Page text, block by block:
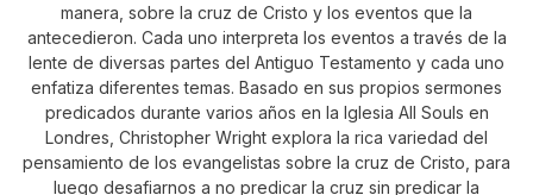
manera, sobre la cruz de Cristo y los eventos que la
antecedieron. Cada uno interpreta los eventos a través de la
lente de diversas partes del Antiguo Testamento y cada uno
enfatiza diferentes temas. Basado en sus propios sermones
predicados durante varios años en la Iglesia All Souls en
Londres, Christopher Wright explora la rica variedad del
pensamiento de los evangelistas sobre la cruz de Cristo, para
luego desafiarnos a no predicar la cruz sin predicar la